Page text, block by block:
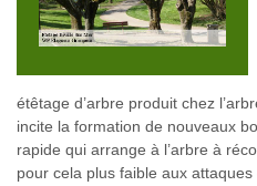
étêtage d’arbre produit chez
incite la formation de nouveaux
rapide qui arrange à l’arbre à
pour cela plus faible aux